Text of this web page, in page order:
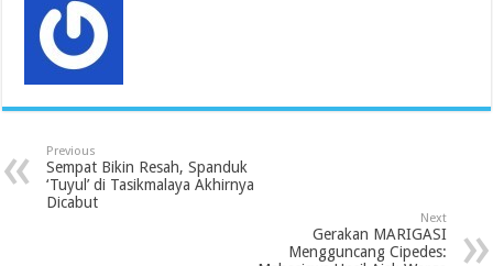
Previous
Sempat Bikin Resah, Spanduk
‘Tuyul’ di Tasikmalaya Akhirnya
Dicabut
Next
Gerakan MARIGASI
Mengguncang Cipedes: